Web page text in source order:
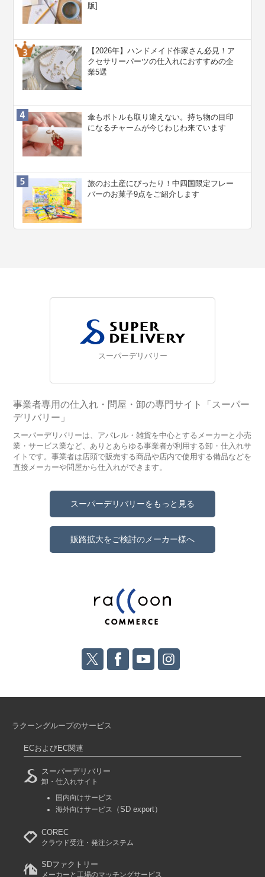
版]
【2026年】ハンドメイド作家さん必見！ア
クセサリーパーツの仕入れにおすすめの企
業5選
傘もボトルも取り違えない。持ち物の目印
になるチャームが今じわじわ来ています
旅のお土産にぴったり！中四国限定フレー
バーのお菓子9点をご紹介します
スーパーデリバリー
事業者専用の仕入れ・問屋・卸の専門サイト「スーパー
デリバリー」
スーパーデリバリーは、アパレル・雑貨を中心とするメーカーと小売
業・サービス業など、ありとあらゆる事業者が利用する卸・仕入れサ
イトです。事業者は店頭で販売する商品や店内で使用する備品などを
直接メーカーや問屋から仕入れができます。
スーパーデリバリーをもっと見る
販路拡大をご検討のメーカー様へ
ラクーングループのサービス
ECおよびEC関連
スーパーデリバリー
卸・仕入れサイト
国内向けサービス
海外向けサービス
（SD export）
COREC
クラウド受注・発注システム
SDファクトリー
メーカーと工場のマッチングサービス